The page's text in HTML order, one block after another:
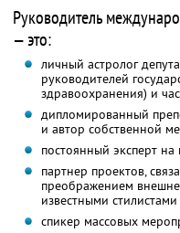
Руководитель
— это:
личный астролог
руководителей
здравоохранения) и
дипломированный
и автор собственной
постоянный эксперт
партнер проектов,
преображением
известными
спикер массовых